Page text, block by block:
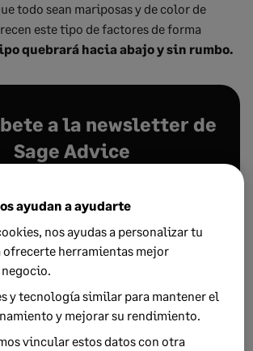
todo sean mariposas y de color de
este tipo de factores de forma
quebrará hacia abajo y sin rumbo.
a la newsletter de
Sage Advice
la bandeja de entrada de tu correo
electrónico.
Suscríbete
ayudan a ayudarte
nos ayudas a personalizar tu
ofrecerte herramientas mejor
y tecnología similar para mantener el
y mejorar su rendimiento.
vincular estos datos con otra